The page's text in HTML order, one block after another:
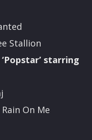
Stallion
starring
On Me